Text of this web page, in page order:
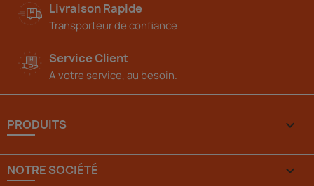
Livraison Rapide
Transporteur de confiance
Service Client
A votre service, au besoin.
PRODUITS 
NOTRE SOCIÉTÉ 